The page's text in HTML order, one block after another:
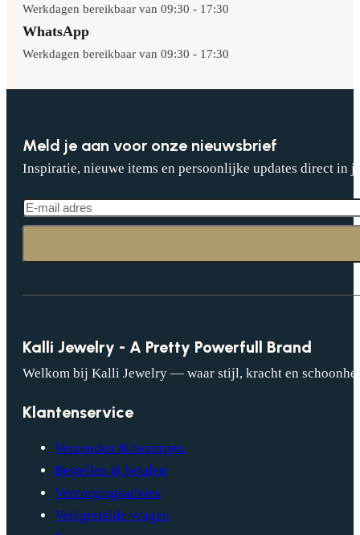
Werkdagen bereikbaar van 09:30 - 17:30
WhatsApp
Werkdagen bereikbaar van 09:30 - 17:30
Meld je aan voor onze nieuwsbrief
Inspiratie, nieuwe items en persoonlijke updates direct in
Kalli Jewelry - A Pretty Powerfull Brand
Welkom bij Kalli Jewelry — waar stijl, kracht en
Klantenservice
Verzenden & bezorgen
Bestellen & betalen
Verzorgingsadvies
Veelgestelde vragen